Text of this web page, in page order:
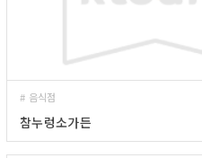
# 음식점
참누렁소가든